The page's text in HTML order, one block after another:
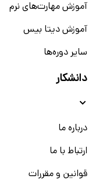
آموزش مهارت‌های نرم
آموزش دیتا بیس
سایر دوره‌ها
دانشکار
درباره ما
ارتباط با ما
قوانین و مقررات